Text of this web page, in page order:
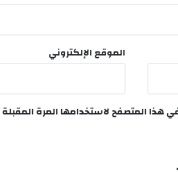
الموقع الإلكتروني
هذا المتصفح لاستخدامها المرة